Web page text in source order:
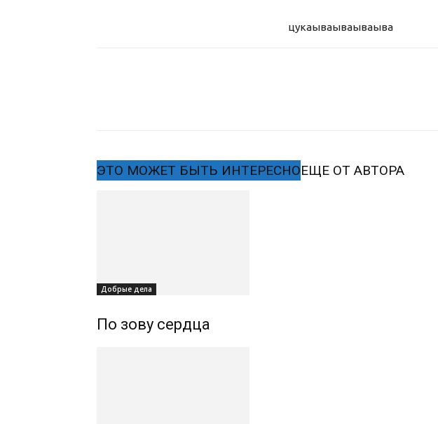
цукаываываываыва
ЭТО МОЖЕТ БЫТЬ ИНТЕРЕСНОЕЩЕ ОТ АВТОРА
Добрые дела
По зову сердца